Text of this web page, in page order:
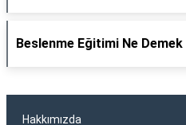
Beslenme Eğitimi Ne Demek
Hakkımızda